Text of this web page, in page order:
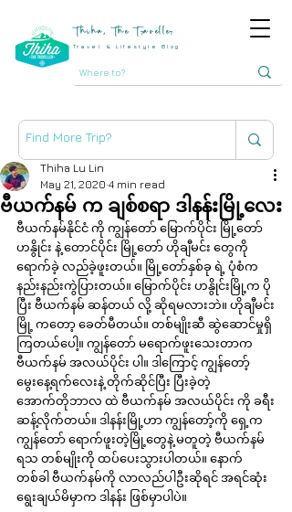
Thiha, The Traveller
Travel & Lifestyle Blog
ဗီယက်နမ် က ချစ်စရာ ဒါနန်းမြို့လေး
Thiha Lu Lin
May 21, 2020 4 min read
ဗီယက်နမ်နိုင်ငံ ကို ကျွန်တော် မြောက်ပိုင်း မြို့တော်
ဟနွိုင်း နဲ့ တောင်ပိုင်း မြို့တော် ဟိုချီမင်း တွေကို
ရောက်ခဲ့ လည်ခဲ့ဖူးတယ်။ မြို့တော်နှစ်ခု ရဲ့ ပုံစံက
နည်းနည်းကွဲပြားတယ်။ မြောက်ပိုင်း ဟနွိုင်းမြို့က ပို
ပြီး ဗီယက်နမ် ဆန်တယ် လို့ ဆိုရမလားဘဲ။ ဟိုချီမင်း
မြို့ ကတော့ ခေတ်မီတယ်။ တစ်မျိုးဆီ ဆွဲဆောင်မှုရှိ
ကြတယ်ပေါ့။ ကျွန်တော် မရောက်ဖူးသေးတာက
ဗီယက်နမ် အလယ်ပိုင်း ပါ။ ဒါကြောင့် ကျွန်တော့်
မွေးနေ့ရက်လေးနဲ့ တိုက်ဆိုင်ပြီး ပြီးခဲ့တဲ့
အောက်တိုဘာလ ထဲ ဗီယက်နမ် အလယ်ပိုင်း ကို ခရီး
ဆန့်လိုက်တယ်။ ဒါနန်းမြို့ဟာ ကျွန်တော့်ကို ရှေ့က
ကျွန်တော် ရောက်ဖူးတဲ့မြို့တွေနဲ့ မတူတဲ့ ဗီယက်နမ်
ရသ တစ်မျိုးကို ထပ်ပေးသွားပါတယ်။ နောက်
တစ်ခါ ဗီယက်နမ်ကို လာလည်ပါဦးဆိုရင် အရင်ဆုံး
ရွေးချယ်မိမှာက ဒါနန်း ဖြစ်မှာပါပဲ။